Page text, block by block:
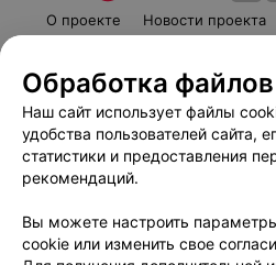
О проекте Новости проекта
Пользовательское
Вакансии
Написать
Обработка
Обработка
Наш сайт использует файлы
удобства пользователей сайта,
статистики и предоставления
рекомендаций.
Вы можете настроить
cookie или изменить свое